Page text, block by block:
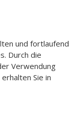
und fortlaufend
Durch die
Verwendung
Sie in